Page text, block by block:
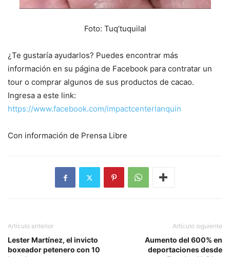
Foto: Tuq’tuquilal
¿Te gustaría ayudarlos? Puedes encontrar más
información en su página de Facebook para contratar un
tour o comprar algunos de sus productos de cacao.
Ingresa a este link:
https://www.facebook.com/impactcenterlanquin
Con información de Prensa Libre
Artículo anterior
Lester Martínez, el invicto
boxeador petenero con 10
Artículo siguiente
Aumento del 600% en
deportaciones desde